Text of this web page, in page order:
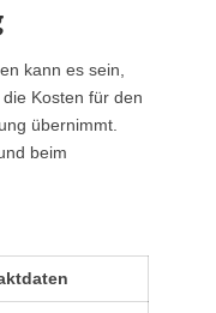
kann es sein,
Kosten für den
übernimmt.
beim